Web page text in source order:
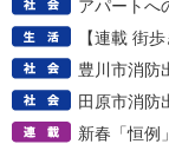
アパートへ
【連載 街歩
豊川市消防
田原市消防
新春「恒例